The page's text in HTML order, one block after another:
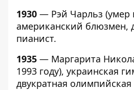
1930 — Рэй Чарльз (умер
американский блюзмен,
пианист.
1935 — Маргарита
1993 году), украинская
двукратная